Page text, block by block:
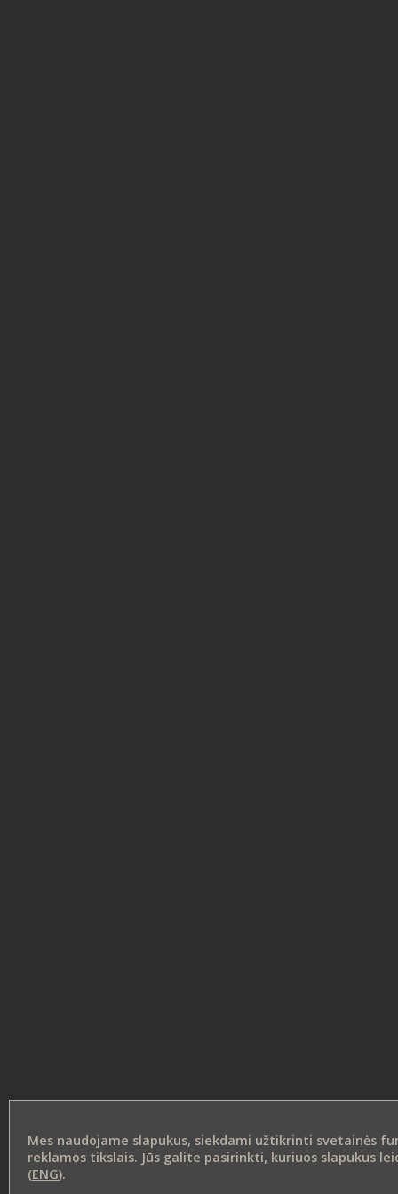
Mes naudojame slapukus, siekdami užtikrinti svetainės
reklamos tikslais. Jūs galite pasirinkti, kuriuos slapukus
(ENG).